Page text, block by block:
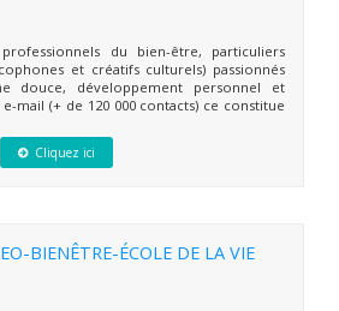
du bien-être, particuliers
et créatifs culturels) passionnés
douce, développement personnel et
mail (+ de 120 000 contacts) ce constitue
Cliquez ici
BIENÊTRE-ÉCOLE DE LA VIE